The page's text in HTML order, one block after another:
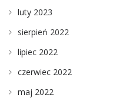
luty 2023
sierpień 2022
lipiec 2022
czerwiec 2022
maj 2022